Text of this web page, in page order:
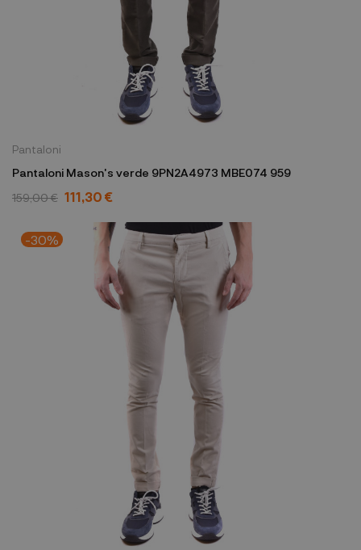
Pantaloni
Pantaloni Mason's verde 9PN2A4973 MBE074 959
159,00 € 111,30 €
-30%